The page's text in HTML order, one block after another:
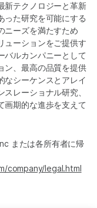
新テクノロジーと革新
った研究を可能にする
ニーズを満たすため
ューションをご提供す
バルカンパニーとして
ン、最高の品質を提供
なシーケンスとアレイ
レーショナル研究、
画期的な進歩を支えて
または各所有者に帰
company/legal.html